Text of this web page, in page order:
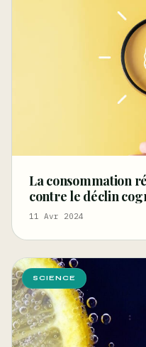
La consommation
contre le déclin
11 Avr 2024
SCIENCE